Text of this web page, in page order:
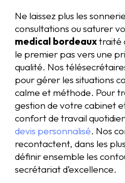
Ne laissez plus les
consultations ou saturer
medical bordeauxtraité
le premier pas vers une
qualité. Nos
pour gérer les situations
calme et méthode. Pour
gestion de votre cabinet
confort de travail
devis personnalisé. Nos
recontactent, dans les
définir ensemble les
secrétariat d’excellence.